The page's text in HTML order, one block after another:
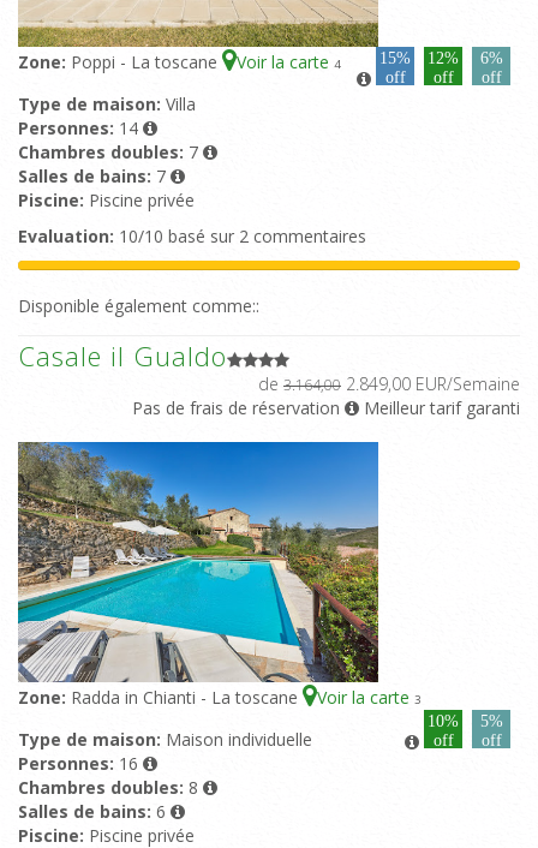
Zone: Poppi - La toscane Voir la carte 4
15%
off
12%
off
6%
off
Type de maison: Villa
Personnes: 14
Chambres doubles: 7
Salles de bains: 7
Piscine: Piscine privée
Evaluation: 10/10 basé sur 2 commentaires
Disponible également comme::
Casale il Gualdo
de 3.164,00 2.849,00 EUR/Semaine
Pas de frais de réservation
Meilleur tarif garanti
Zone: Radda in Chianti - La toscane Voir la carte 3
10%
off
5%
off
Type de maison: Maison individuelle
Personnes: 16
Chambres doubles: 8
Salles de bains: 6
Piscine: Piscine privée